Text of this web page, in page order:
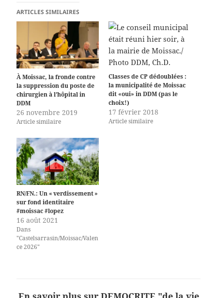
ARTICLES SIMILAIRES
À Moissac, la fronde contre
la suppression du poste de
chirurgien à l’hôpital in
DDM
26 novembre 2019
Article similaire
Classes de CP dédoublées :
la municipalité de Moissac
dit «oui» in DDM (pas le
choix!)
17 février 2018
Article similaire
RN/FN.: Un « verdissement »
sur fond identitaire
#moissac #lopez
16 août 2021
Dans
"Castelsarrasin/Moissac/Valen
ce 2026"